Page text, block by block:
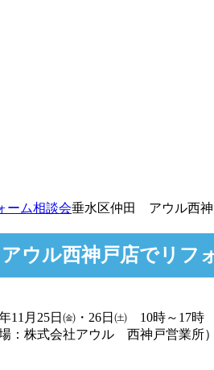
ーム相談会垂水区仲田 アウル西神
ウル西神戸店でリフ
11月25日㈮・26日㈯ 10時～17時
場：株式会社アウル 西神戸営業所）